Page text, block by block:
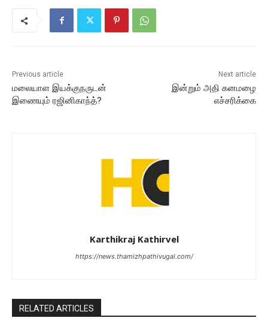
Previous article
மலையாள இயக்குநருடன்
இணையும் ரஜினிகாந்த்?
Next article
இன்றும் அதி கனமழை
எச்சரிக்கை
Karthikraj Kathirvel
https://news.thamizhpathivugal.com/
RELATED ARTICLES